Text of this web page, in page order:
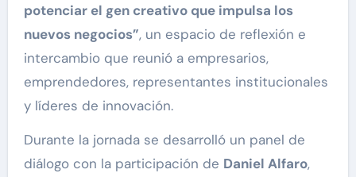
potenciar el gen creativo que impulsa los
nuevos negocios”, un espacio de reflexión e
intercambio que reunió a empresarios,
emprendedores, representantes institucionales
y líderes de innovación.
Durante la jornada se desarrolló un panel de
diálogo con la participación de Daniel Alfaro,